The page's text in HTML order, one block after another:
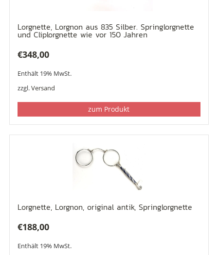
Lorgnette, Lorgnon aus 835 Silber. Springlorgnette
und Cliplorgnette wie vor 150 Jahren
€348,00
Enthält 19% MwSt.
zzgl.Versand
zum Produkt
Lorgnette, Lorgnon, original antik, Springlorgnette
€188,00
Enthält 19% MwSt.